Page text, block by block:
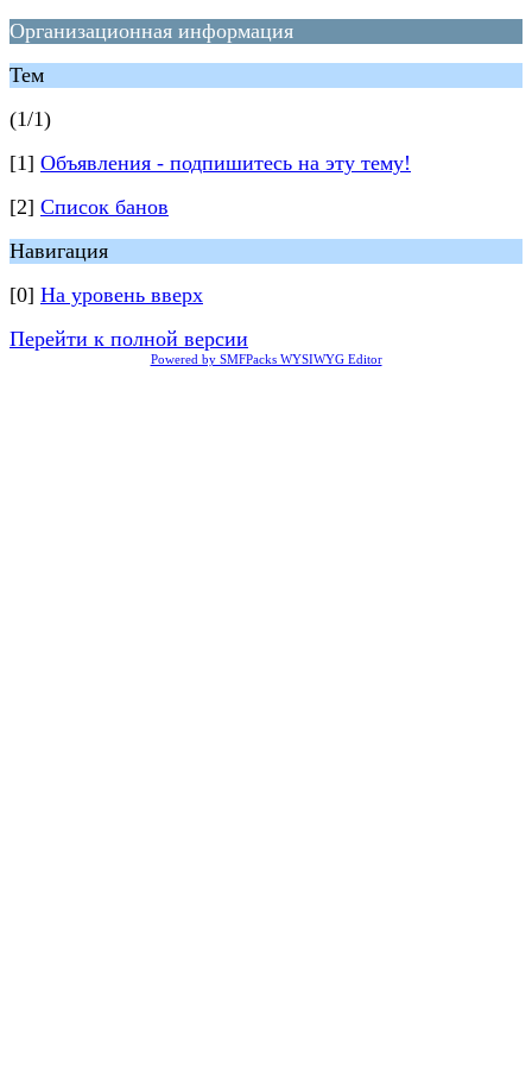
Организационная информация
Тем
(1/1)
[1] Объявления - подпишитесь на эту тему!
[2] Список банов
Навигация
[0] На уровень вверх
Перейти к полной версии
Powered by SMFPacks WYSIWYG Editor